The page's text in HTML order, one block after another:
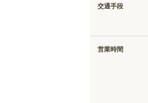
交通手段
営業時間